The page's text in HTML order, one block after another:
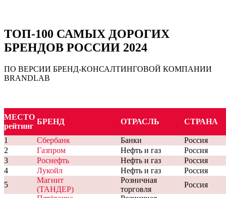
ТОП-100 САМЫХ ДОРОГИХ
БРЕНДОВ РОССИИ 2024
ПО ВЕРСИИ БРЕНД-КОНСАЛТИНГОВОЙ КОМПАНИИ
BRANDLAB
МЕСТО
рейтинг
БРЕНД ОТРАСЛЬ СТРАНА
1 Сбербанк Банки
Россия
2
Газпром Нефть и газ
Россия
3
Роснефть Нефть и газ
Россия
4
Лукойл Нефть и газ
Россия
5
Магнит
(ТАНДЕР)
Розничная
торговля
Россия